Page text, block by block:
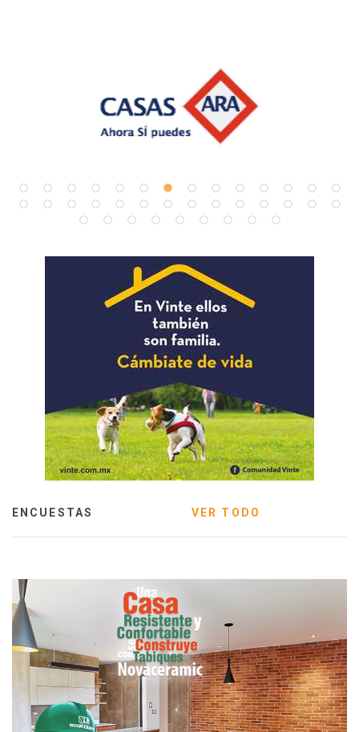
ENCUESTAS VER TODO